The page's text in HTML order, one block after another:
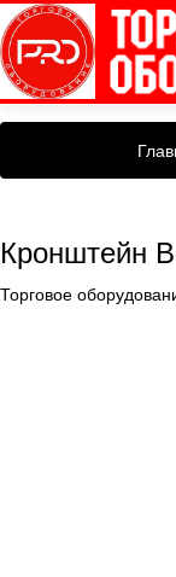
Кронштейн
Торговое